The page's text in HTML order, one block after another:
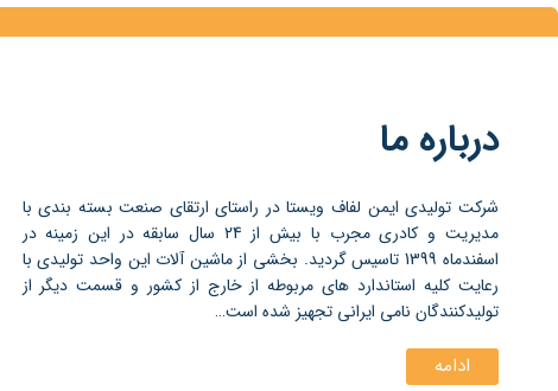
درباره ما
شرکت تولیدی ایمن لفاف ویستا در راستای ارتقای صنعت بسته بندی با
مدیریت و کادری مجرب با بیش از 24 سال سابقه در این زمینه در
اسفندماه 1399 تاسیس گردید. بخشی از ماشین آلات این واحد تولیدی با
رعایت کلیه استاندارد های مربوطه از خارج از کشور و قسمت دیگر از
تولیدکنندگان نامی ایرانی تجهیز شده است…
ادامه